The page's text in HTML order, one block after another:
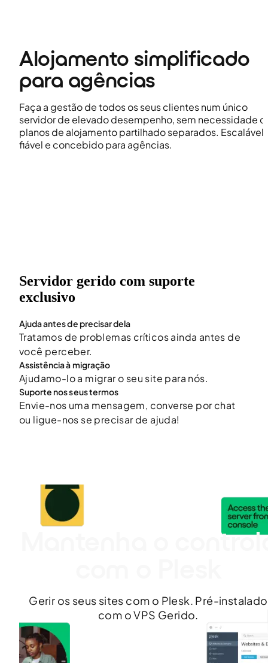
Alojamento simplificado
para agências
Faça a gestão de todos os seus clientes num único
servidor de elevado desempenho, sem necessidade
planos de alojamento partilhado separados. Escalável,
fiável e concebido para agências.
Servidor gerido com suporte
exclusivo
Ajuda antes de precisar dela
Tratamos de problemas críticos ainda antes de
você perceber.
Assistência à migração
Ajudamo-lo a migrar o seu site para nós.
Suporte nos seus termos
Envie-nos uma mensagem, converse por chat
ou ligue-nos se precisar de ajuda!
Mantenha o
Gerir os seus sites com o Plesk. Pré-instalado
com o VPS Gerido.